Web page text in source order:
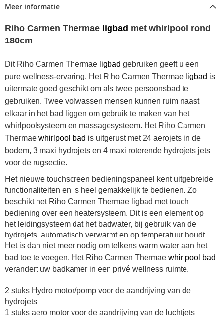
Meer informatie
Riho Carmen Thermae ligbad met whirlpool rond
180cm
Dit Riho Carmen Thermae ligbad gebruiken geeft u een
pure wellness-ervaring. Het Riho Carmen Thermae ligbad is
uitermate goed geschikt om als twee persoonsbad te
gebruiken. Twee volwassen mensen kunnen ruim naast
elkaar in het bad liggen om gebruik te maken van het
whirlpoolsysteem en massagesysteem. Het Riho Carmen
Thermae whirlpool bad is uitgerust met 24 aerojets in de
bodem, 3 maxi hydrojets en 4 maxi roterende hydrojets jets
voor de rugsectie.
Het nieuwe touchscreen bedieningspaneel kent uitgebreide
functionaliteiten en is heel gemakkelijk te bedienen. Zo
beschikt het Riho Carmen Thermae ligbad met touch
bediening over een heatersysteem. Dit is een element op
het leidingsysteem dat het badwater, bij gebruik van de
hydrojets, automatisch verwarmt en op temperatuur houdt.
Het is dan niet meer nodig om telkens warm water aan het
bad toe te voegen. Het Riho Carmen Thermae whirlpool bad
verandert uw badkamer in een privé wellness ruimte.
2 stuks Hydro motor/pomp voor de aandrijving van de
hydrojets
1 stuks aero motor voor de aandrijving van de luchtjets